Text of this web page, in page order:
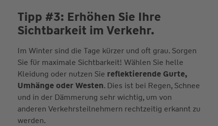
Tipp #3: Erhöhen Sie Ihre
Sichtbarkeit im Verkehr.
Im Winter sind die Tage kürzer und oft grau. Sorgen
Sie für maximale Sichtbarkeit! Wählen Sie helle
Kleidung oder nutzen Sie reflektierende Gurte,
Umhänge oder Westen. Dies ist bei Regen, Schnee
und in der Dämmerung sehr wichtig, um von
anderen Verkehrsteilnehmern rechtzeitig erkannt zu
werden.